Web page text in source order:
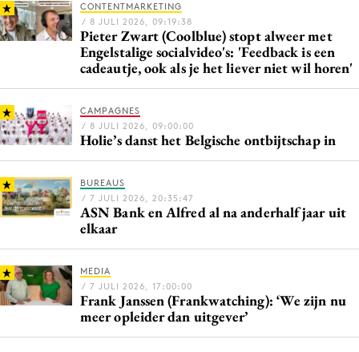
PR
Programmatic
Purpose Marketing
CONTENTMARKETING
/ 8 JULI 2026, 09:19:38
Pieter Zwart (Coolblue) stopt alweer met
Engelstalige socialvideo's: 'Feedback is een
cadeautje, ook als je het liever niet wil horen'
CAMPAGNES
/ 8 JULI 2026, 09:00:00
Holie’s danst het Belgische ontbijtschap in
BUREAUS
/ 7 JULI 2026, 20:35:47
ASN Bank en Alfred al na anderhalf jaar uit
elkaar
MEDIA
/ 7 JULI 2026, 17:00:00
Frank Janssen (Frankwatching): ‘We zijn nu
meer opleider dan uitgever’